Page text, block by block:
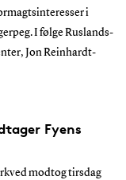
i
I følge Ruslands-
Jon Reinhardt-
Fyens
modtog tirsdag